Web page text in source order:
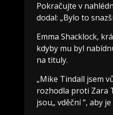
Pokračujte v
dodal: „Bylo to
Emma Shacklock,
kdyby mu byl
na tituly.
„Mike Tindall jsem
rozhodla proti Zara
jsou„ vděční “, aby